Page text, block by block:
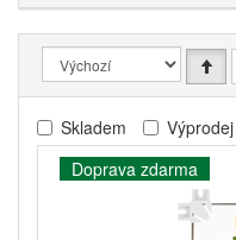
Skladem Výprodej
Doprava zdarma